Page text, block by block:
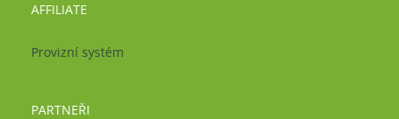
AFFILIATE
Provizní systém
PARTNEŘI